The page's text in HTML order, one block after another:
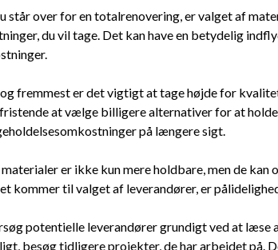
står over for en totalrenovering, er valget af
du vil tage. Det kan have en betydelig
fremmest er det vigtigt at tage højde for
at vælge billigere alternativer for at
på længere sigt.
er ikke kun mere holdbare, men de
kommer til valget af leverandører, er
potentielle leverandører grundigt ved at læse
besøg tidligere projekter, de har arbejdet på.